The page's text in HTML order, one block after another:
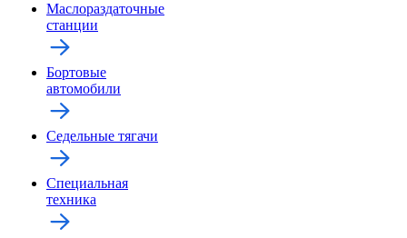
Маслораздаточные
станции
Бортовые
автомобили
Седельные тягачи
Специальная
техника